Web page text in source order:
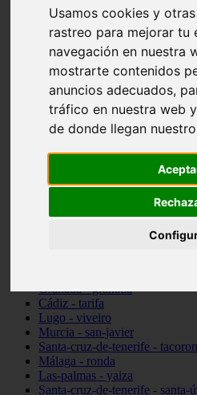
Usamos cookies y
rastreo para mejorar tu
navegación en nuestra
mostrarte contenidos
anuncios adecuados,
tráfico en nuestra web
de donde llegan
Madrid - pozuelo-de-alarcón
Teruel - sarrión
Cádiz - algodonales
Illes-balears - inca
Madrid - madrid
Málaga - torremolinos
Asturias - oviedo
Cádiz - el-puerto-de-santa-maría
Asturias - aller
álava - vitoria-gasteiz
Zaragoza - zaragoza
Valencia - valencia
Granada - granada
Cádiz - tarifa
Lugo - viveiro
Murcia - san-javier
Santa-cruz-de-tenerife -
Málaga - ronda
Las-palmas - yaiza
Santa-cruz-de-tenerife - santa-